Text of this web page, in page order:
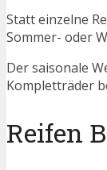
Statt einzelne
Sommer- oder
Der saisonale
Kompletträder
Reifen